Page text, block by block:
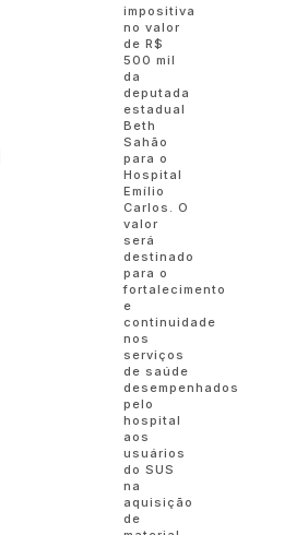
impositiva
no valor
de R$
500 mil
da
deputada
estadual
Beth
Sahão
para o
Hospital
Emílio
Carlos. O
valor
será
destinado
para o
fortalecimento
e
continuidade
nos
serviços
de saúde
desempenhados
pelo
hospital
aos
usuários
do SUS
na
aquisição
de